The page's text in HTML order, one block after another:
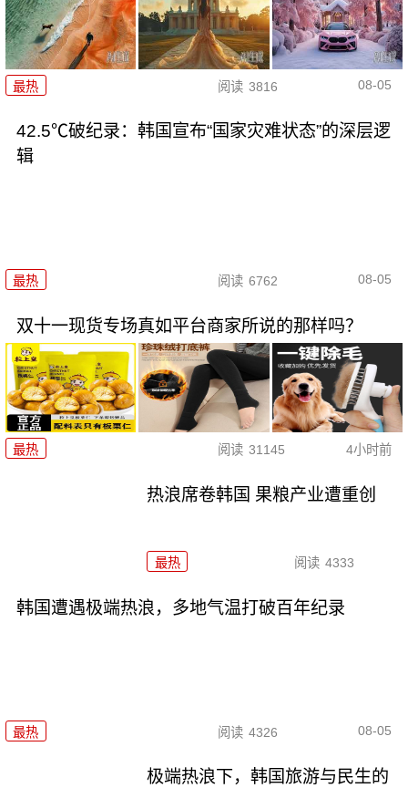
最热 阅读 3816 08-05
42.5℃破纪录：韩国宣布“国家灾难状态”的深层逻
辑
最热 阅读 6762 08-05
双十一现货专场真如平台商家所说的那样吗？
最热 阅读 31145 4小时前
热浪席卷韩国 果粮产业遭重创
最热 阅读 4333
韩国遭遇极端热浪，多地气温打破百年纪录
最热 阅读 4326 08-05
极端热浪下，韩国旅游与民生的